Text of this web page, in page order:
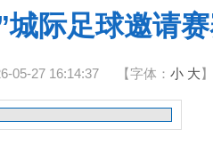
城际足球邀请
05-27 16:14:37 【字体： 小 大】